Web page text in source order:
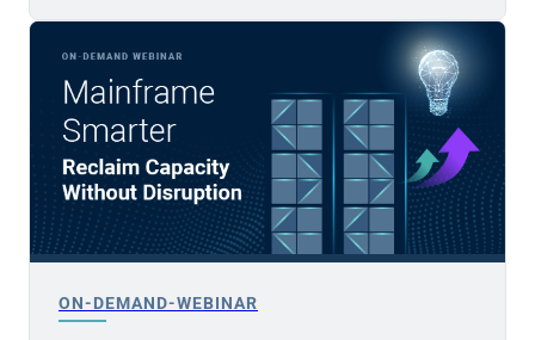
ON-DEMAND-WEBINAR